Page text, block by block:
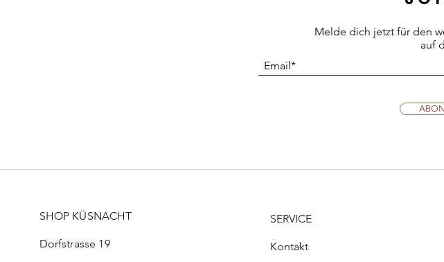
Melde dich jetzt für den
auf
SHOP KÜSNACHT
Dorfstrasse 19
SERVICE
Kontakt